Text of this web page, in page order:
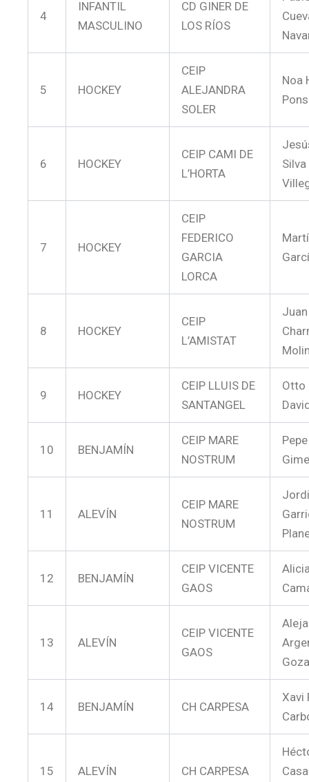
4
INFANTIL
MASCULINO
CD GINER DE
LOS RÍOS
5 HOCKEY
CEIP
ALEJANDRA
SOLER
Noa
6 HOCKEY
CEIP CAMI DE
L’HORTA
Silva
7 HOCKEY
CEIP
FEDERICO
GARCIA
LORCA
8 HOCKEY
CEIP
L’AMISTAT
9 HOCKEY
CEIP LLUIS DE
SANTANGEL
Otto
10 BENJAMÍN
CEIP MARE
NOSTRUM
11 ALEVÍN
CEIP MARE
NOSTRUM
Jordi
12 BENJAMÍN
CEIP VICENTE
GAOS
13 ALEVÍN
CEIP VICENTE
GAOS
14 BENJAMÍN CH CARPESA
Xavi
15 ALEVÍN CH CARPESA